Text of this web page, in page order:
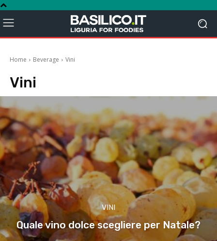
Home Beverage Vini
Vini
VINI
Quale vino dolce scegliere per Natale?